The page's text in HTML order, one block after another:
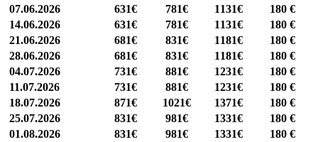
07.06.2026
631€ 781€ 1131€
180 €
14.06.2026
631€ 781€ 1131€
180 €
21.06.2026
681€ 831€ 1181€
180 €
28.06.2026
681€ 831€ 1181€
180 €
04.07.2026
731€ 881€ 1231€
180 €
11.07.2026
731€ 881€ 1231€
180 €
18.07.2026
871€ 1021€ 1371€
180 €
25.07.2026
831€ 981€ 1331€
180 €
01.08.2026
831€ 981€ 1331€
180 €